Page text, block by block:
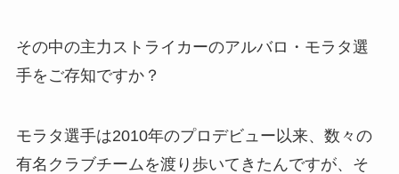
その中の主力ストライカーのアルバロ・モラタ選
手をご存知ですか？
モラタ選手は2010年のプロデビュー以来、数々の
有名クラブチームを渡り歩いてきたんですが、そ